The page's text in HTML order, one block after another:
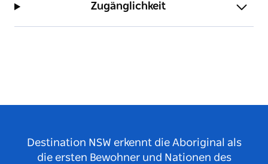
Zugänglichkeit
Destination NSW erkennt die Aboriginal als
die ersten Bewohner und Nationen des